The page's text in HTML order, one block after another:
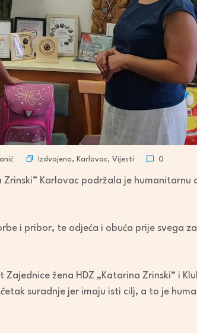
Izdvojeno, Karlovac, Vijesti 0
Karlovac podržala je humanitarnu
i pribor, te odjeća i obuća prije svega
žena HDZ „Katarina Zrinski“ i
suradnje jer imaju isti cilj, a to je